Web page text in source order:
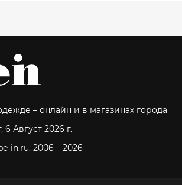
– онлайн и в магазинах города
6 Август 2026 г.
in.ru. 2006 – 2026